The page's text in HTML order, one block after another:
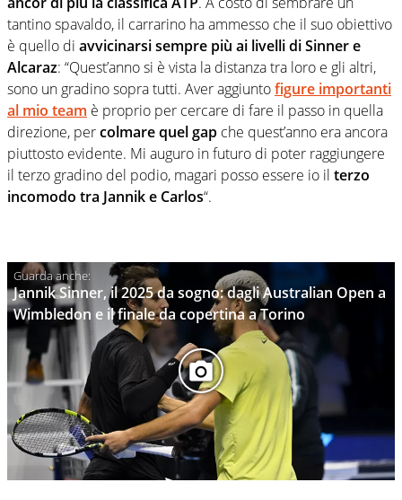
tantino spavaldo, il carrarino ha ammesso che il suo obiettivo
è quello di avvicinarsi sempre più ai livelli di Sinner e
Alcaraz: “Quest’anno si è vista la distanza tra loro e gli altri,
sono un gradino sopra tutti. Aver aggiuntofigure importanti
al mio team è proprio per cercare di fare il passo in quella
direzione, percolmare quel gap che quest’anno era ancora
piuttosto evidente. Mi auguro in futuro di poter raggiungere
il terzo gradino del podio, magari posso essere io il terzo
incomodo tra Jannik e Carlos“.
Jannik Sinner, il 2025 da sogno: dagli Australian Open a
Wimbledon e il finale da copertina a Torino